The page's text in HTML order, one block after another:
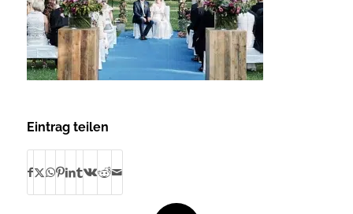
Eintrag teilen